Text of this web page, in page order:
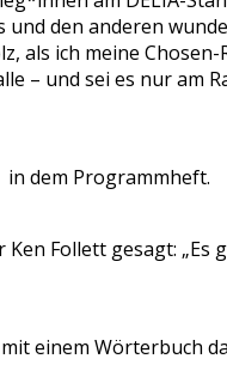
den anderen
als ich meine Chosen-
– und sei es nur am
in dem Programmheft.
Follett gesagt: „Es
einem Wörterbuch